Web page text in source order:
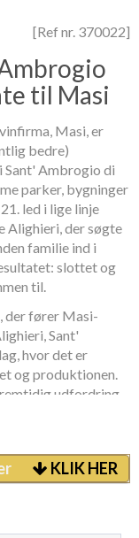
[Ref nr. 370022]
til Masi
Masi, er
bedre)
Sant' Ambrogio di
parker, bygninger
led i lige linje
Alighieri, der søgte
familie ind i
slottet og
til.
der fører Masi-
Sant'
hvor det er
og produktionen.
udfordring,
i forskellig størrelse.
men heller ikke
afslappet og med
KLIK HER